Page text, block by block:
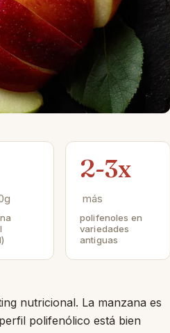
2-3x
más
polifenoles en
variedades
antiguas
nutricional. La manzana es
polifenólico está bien